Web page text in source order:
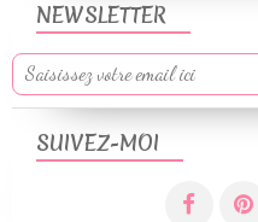
NEWSLETTER
SUIVEZ-MOI